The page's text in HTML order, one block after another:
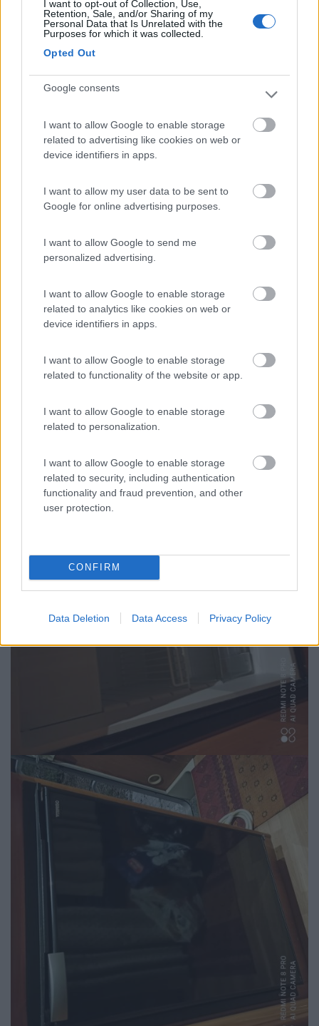
I want to opt-out of Collection, Use,
Retention, Sale, and/or Sharing of my
Personal Data that Is Unrelated with the
Purposes for which it was collected.
Opted Out
Google consents
I want to allow Google to enable storage
related to advertising like cookies on web or
device identifiers in apps.
I want to allow my user data to be sent to
Google for online advertising purposes.
I want to allow Google to send me
personalized advertising.
I want to allow Google to enable storage
related to analytics like cookies on web or
device identifiers in apps.
I want to allow Google to enable storage
related to functionality of the website or app.
I want to allow Google to enable storage
related to personalization.
I want to allow Google to enable storage
related to security, including authentication
functionality and fraud prevention, and other
user protection.
CONFIRM
Data Deletion Data Access Privacy Policy
fedet77
7
Io ho montato il vitrifrigo a compressore , al posto del trivalente
originale. Nel mio caso il modello basso , il frigo monta il classico
compressore danfoss ( adesso si chiama secop, ma è sempre
tornerei mai al trivalente, silenziosissimo nn lo senti ( il trivalente
con l'aggiunta delle ventoline era più rumoroso)e consuma poca
corrente dai 2.5 ai 4 ah , parliamo di pochi ampere. Io ho un
da 65ah ( 130 h totali) e in primavera e estate sono
completamente autonomo. Come resa nn c'è confronto , birra